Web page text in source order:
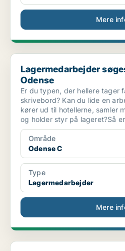
Mere
Lagermedarbejder søges til
Lagermedarbejder
Odense
Er du typen, der hellere tager
skrivebord? Kan du lide en
kører ud til hotellerne, samler
og holder styr på lageret?Så
Område
Odense C
Type
Lagermedarbejder
Mere
[xxxxx] lagermedarbejdere til